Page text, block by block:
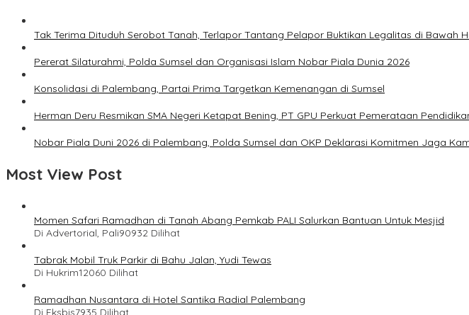
Tak Terima Dituduh Serobot Tanah, Terlapor Tantang Pelapor Buktikan Legalitas di Bawah
Pererat Silaturahmi, Polda Sumsel dan Organisasi Islam Nobar Piala Dunia 2026
Konsolidasi di Palembang, Partai Prima Targetkan Kemenangan di Sumsel
Herman Deru Resmikan SMA Negeri Ketapat Bening, PT GPU Perkuat Pemerataan
Nobar Piala Duni 2026 di Palembang, Polda Sumsel dan OKP Deklarasi Komitmen Jaga
Most View Post
Momen Safari Ramadhan di Tanah Abang Pemkab PALI Salurkan Bantuan Untuk Mesjid
Di Advertorial, Pali90932 Dilihat
Tabrak Mobil Truk Parkir di Bahu Jalan, Yudi Tewas
Di Hukrim12060 Dilihat
Ramadhan Nusantara di Hotel Santika Radial Palembang
Di Eksbis7935 Dilihat